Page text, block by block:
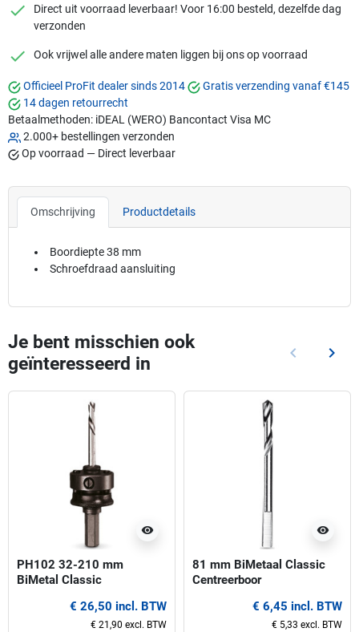
checkmark
Direct uit voorraad leverbaar! Voor 16:00 besteld, dezelfde dag
verzonden
checkmark
Ook vrijwel alle andere maten liggen bij ons op voorraad
Officieel ProFit dealer sinds 2014
Gratis verzending vanaf €145
14 dagen retourrecht
Betaalmethoden: iDEAL (WERO) Bancontact Visa MC
2.000+ bestellingen verzonden
Op voorraad — Direct leverbaar
Omschrijving Productdetails
Boordiepte 38 mm
Schroefdraad aansluiting
Je bent misschien ook
geïnteresseerd in
Vorige
keyboard_arrow_left keyboard_arrow_right
visibility
PH102 32-210 mm
BiMetal Classic
€ 26,50 incl. BTW
€ 21,90 excl. BTW
visibility
81 mm BiMetaal Classic
Centreerboor
€ 6,45 incl. BTW
€ 5,33 excl. BTW